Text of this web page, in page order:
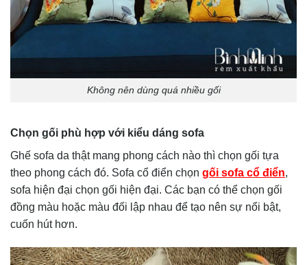
Không nên dùng quá nhiều gối
Chọn gối phù hợp với kiểu dáng sofa
Ghế sofa da thật mang phong cách nào thì chọn gối tựa
theo phong cách đó. Sofa cổ điển chọn gối sofa cổ điển,
sofa hiện đại chọn gối hiện đại. Các bạn có thể chọn gối
đồng màu hoặc màu đối lập nhau để tạo nên sự nổi bật,
cuốn hút hơn.